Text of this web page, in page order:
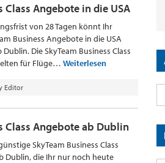
Class Angebote in die USA
von 28 Tagen könnt Ihr
Business Angebote in die USA
Die SkyTeam Business Class
für Flüge… Weiterlesen
Editor
Class Angebote ab Dublin
SkyTeam Business Class
Dublin, die Ihr nur noch heute